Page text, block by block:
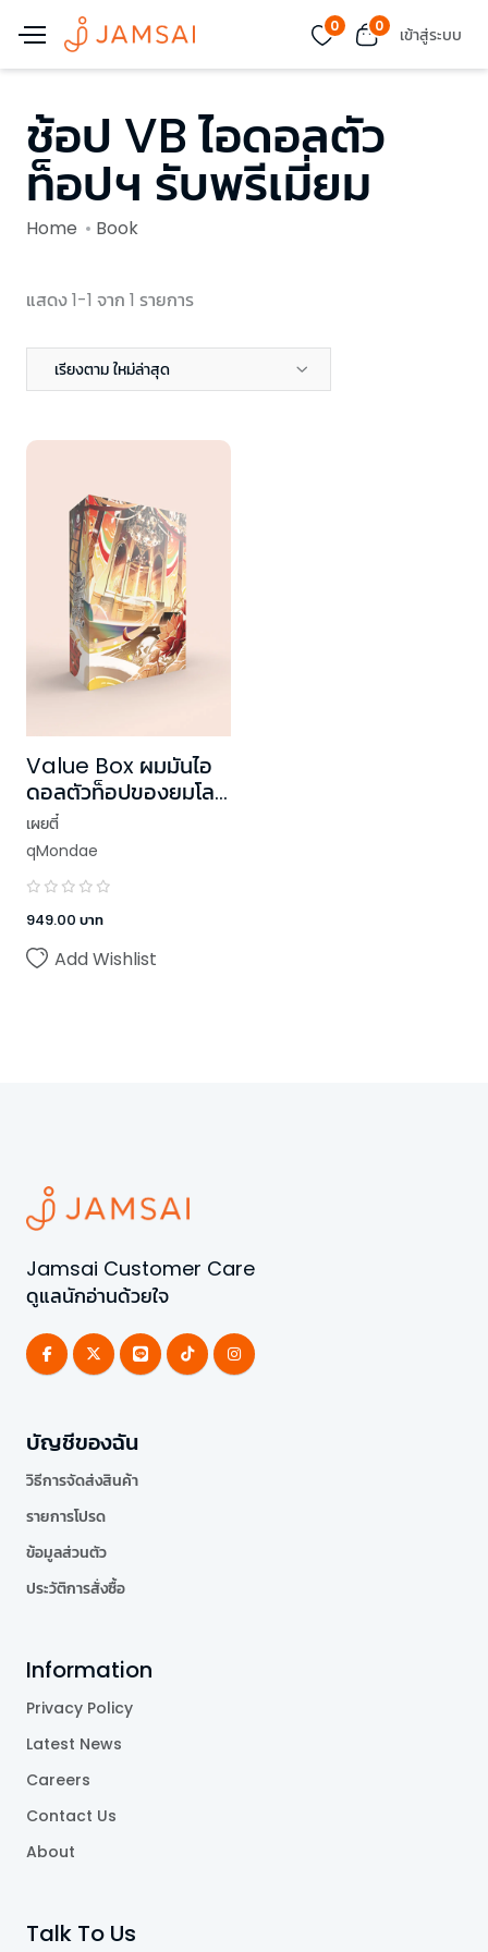
0 0 เข้าสู่ระบบ
ช้อป VB ไอดอลตัว
ท็อปฯ รับพรีเมี่ยม
Home Book
แสดง 1-1 จาก 1 รายการ
เรียงตาม ใหม่ล่าสุด
Value Box ผมมันไอ
ดอลตัวท็อปของยมโลก
(เล่ม 3 + Box)
เผยตี๋
qMondae
949.00 บาท
Add Wishlist
Jamsai Customer Care
ดูแลนักอ่านด้วยใจ
บัญชีของฉัน
วิธีการจัดส่งสินค้า
รายการโปรด
ข้อมูลส่วนตัว
ประวัติการสั่งซื้อ
Information
Privacy Policy
Latest News
Careers
Contact Us
About
Talk To Us